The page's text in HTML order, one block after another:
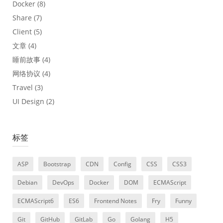
Docker (8)
Share (7)
Client (5)
文章 (4)
睡前故事 (4)
网络协议 (4)
Travel (3)
UI Design (2)
标签
ASP Bootstrap CDN Config CSS CSS3
Debian DevOps Docker DOM ECMAScript
ECMAScript6 ES6 Frontend Notes Fry Funny
Git GitHub GitLab Go Golang H5